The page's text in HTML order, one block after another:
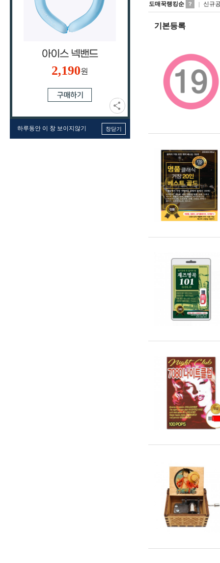
2,190원
하루동안 이 창 보이지않기 창닫기
도매꾹랭킹순 신규
기본등록